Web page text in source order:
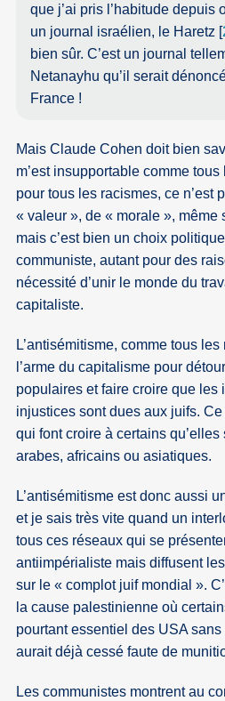
que j’ai pris l’habitude depuis
un journal israélien, le Haretz [
bien sûr. C’est un journal
Netanayhu qu’il serait
France !
Mais Claude Cohen doit bien
m’est insupportable comme
pour tous les racismes, ce n’est
« valeur », de « morale », même
mais c’est bien un choix
communiste, autant pour des
nécessité d’unir le monde du
capitaliste.
L’antisémitisme, comme tous
l’arme du capitalisme pour
populaires et faire croire que les
injustices sont dues aux juifs.
qui font croire à certains
arabes, africains ou asiatiques.
L’antisémitisme est donc aussi
et je sais très vite quand un
tous ces réseaux qui se
antiimpérialiste mais diffusent
sur le « complot juif mondial ».
la cause palestinienne où
pourtant essentiel des USA
aurait déjà cessé faute de
Les communistes montrent au